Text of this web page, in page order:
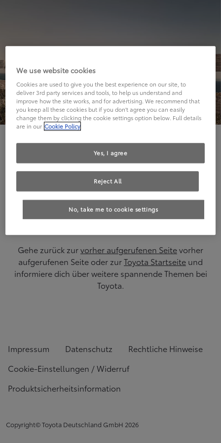
Hier geht's leider nicht weiter.
Die angeforderte Seite kann leider nicht gefunden
werden.
Gehe zurück zurvorher aufgerufenen Seitevorher
aufgerufenen Seite oder zurToyota Startseite und
informiere dich über weitere spannende Themen bei
Toyota.
Impressum Datenschutz
Rechtliche Hinweise
Cookie-Einstellungen / Widerruf
Produktsicherheitsinformation
Copyright© Toyota Deutschland GmbH 2026
We use website cookies
Cookies are used to give you the best experience on our site, to
deliver 3rd party services and tools, to help us understand and
improve how the site works, and for advertising. We recommend that
you keep all these cookies but if you don't agree you can easily
change them by clicking the cookie settings option below. Full details
are in our Cookie Policy
No, take me to cookie settings
Reject All
Yes, I agree